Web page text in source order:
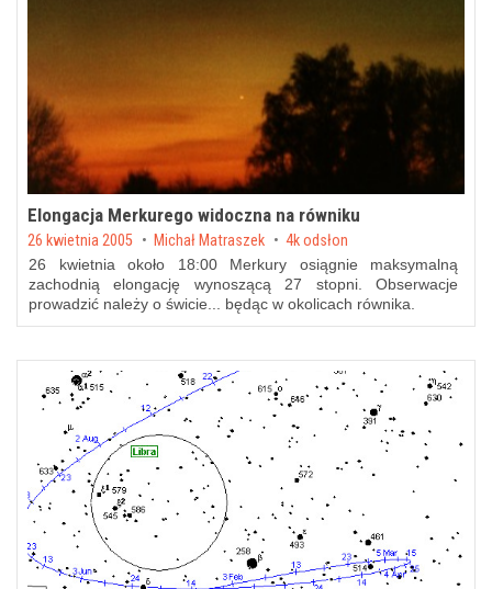
Elongacja Merkurego widoczna na równiku
Posted on
26 kwietnia 2005 by Michał Matraszek 4k odsłon
26 kwietnia około 18:00 Merkury osiągnie maksymalną
zachodnią elongację wynoszącą 27 stopni. Obserwacje
prowadzić należy o świcie... będąc w okolicach równika.